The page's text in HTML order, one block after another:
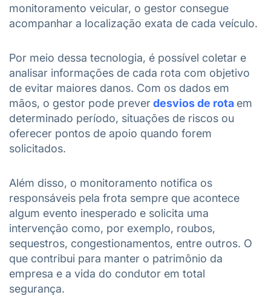
monitoramento veicular, o gestor consegue
acompanhar a localização exata de cada veículo.
Por meio dessa tecnologia, é possível coletar e
analisar informações de cada rota com objetivo
de evitar maiores danos. Com os dados em
mãos, o gestor pode prever desvios de rota em
determinado período, situações de riscos ou
oferecer pontos de apoio quando forem
solicitados.
Além disso, o monitoramento notifica os
responsáveis pela frota sempre que acontece
algum evento inesperado e solicita uma
intervenção como, por exemplo, roubos,
sequestros, congestionamentos, entre outros. O
que contribui para manter o patrimônio da
empresa e a vida do condutor em total
segurança.